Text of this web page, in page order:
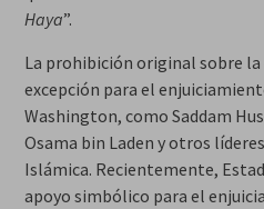
Haya”.
La prohibición original sobre
excepción para el
Washington, como Saddam
Osama bin Laden y otros
Islámica. Recientemente,
apoyo simbólico para el